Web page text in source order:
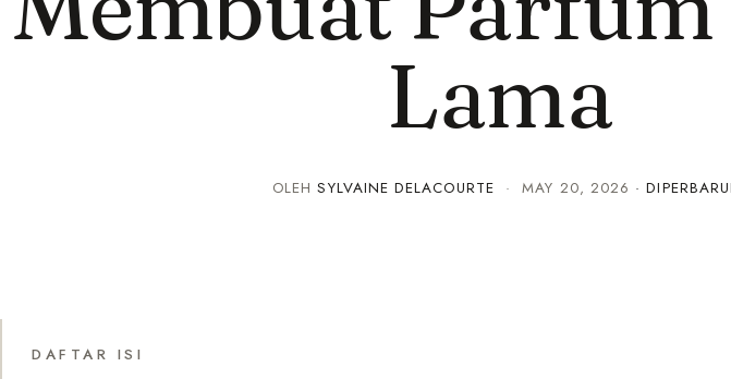
Lama
OLEHSYLVAINE DELACOURTE ·MAY 20, 2026 ·
DAFTAR ISI